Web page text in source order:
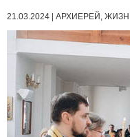
21.03.2024 | АРХИЕРЕЙ,